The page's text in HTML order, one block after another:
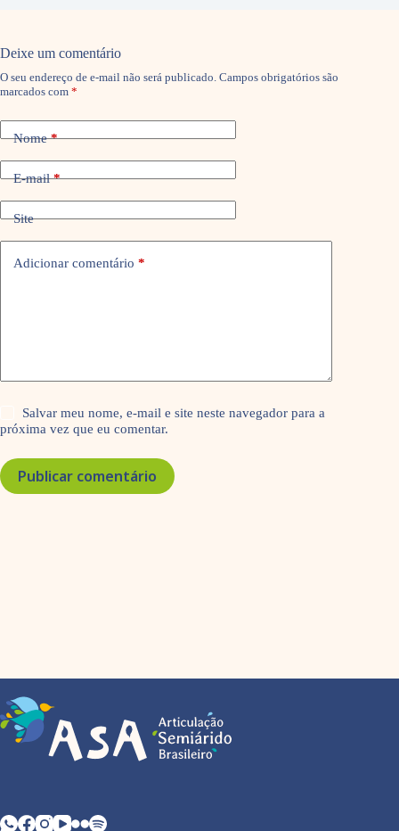
Deixe um comentário
O seu endereço de e-mail não será publicado. Campos obrigatórios são
marcados com *
Nome*
E-mail*
Site
Adicionar comentário *
Salvar meu nome, e-mail e site neste navegador para a
próxima vez que eu comentar.
Publicar comentário